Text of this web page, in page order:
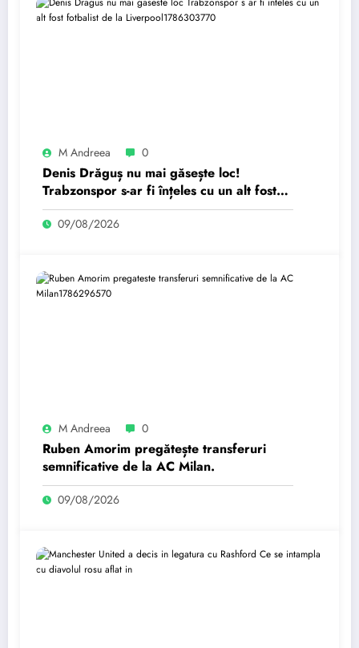
M Andreea 0
Denis Drăguș nu mai găsește loc!
Trabzonspor s-ar fi înțeles cu un alt fost
fotbalist de la Liverpool.
09/08/2026
M Andreea 0
Ruben Amorim pregătește transferuri
semnificative de la AC Milan.
09/08/2026